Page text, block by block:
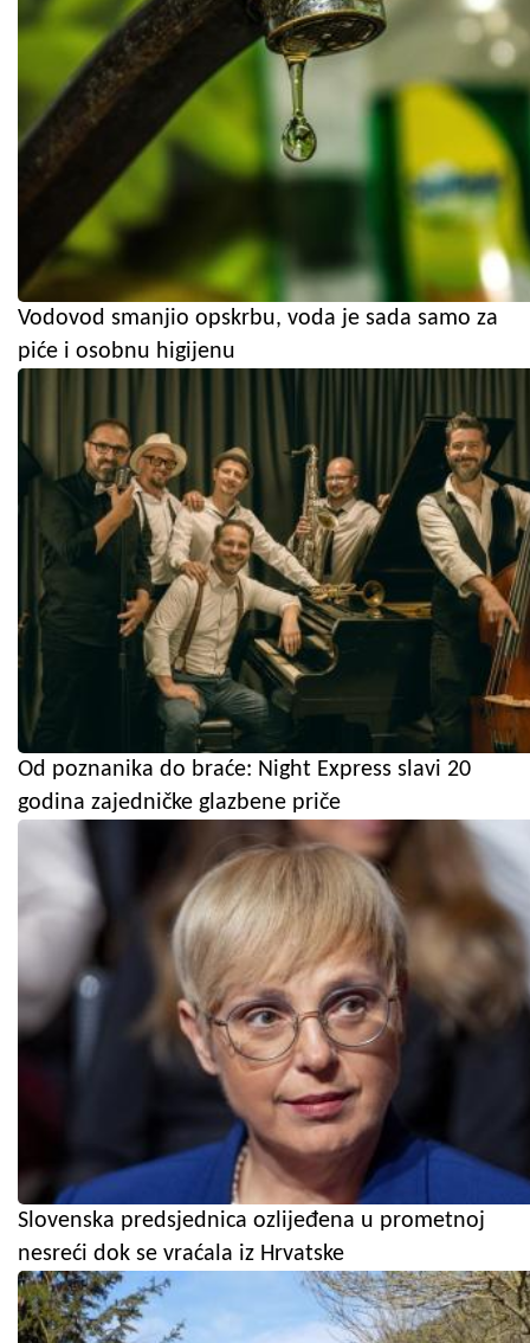
Vodovod smanjio opskrbu, voda je sada samo za
piće i osobnu higijenu
Od poznanika do braće: Night Express slavi 20
godina zajedničke glazbene priče
Slovenska predsjednica ozlijeđena u prometnoj
nesreći dok se vraćala iz Hrvatske